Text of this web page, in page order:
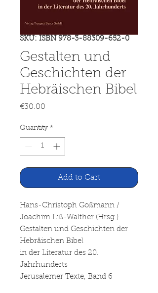
SKU: ISBN 978-3-88309-652-0
Gestalten und
Geschichten der
Hebräischen Bibel
€30.00
Quantity *
Add to Cart
Hans-Christoph Goßmann /
Joachim Liß-Walther (Hrsg.)
Gestalten und Geschichten der
Hebräischen Bibel
in der Literatur des 20.
Jahrhunderts
Jerusalemer Texte, Band 6